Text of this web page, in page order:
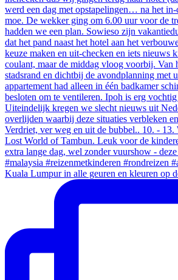
Kuala Lumpur in alle geuren en kleuren op